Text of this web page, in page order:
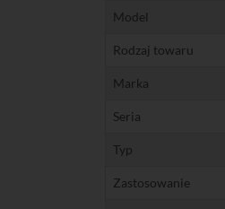
Model
Rodzaj towaru
Marka
Seria
Typ
Zastosowanie